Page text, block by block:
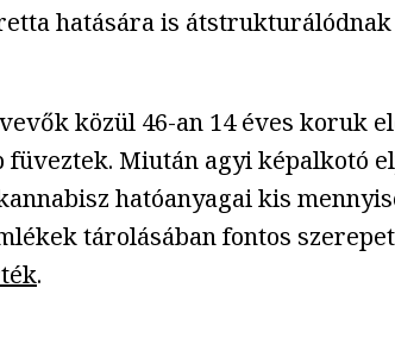
hatására is
közül 46-an 14 éves koruk
Miután agyi képalkotó
hatóanyagai kis
tárolásában fontos
.